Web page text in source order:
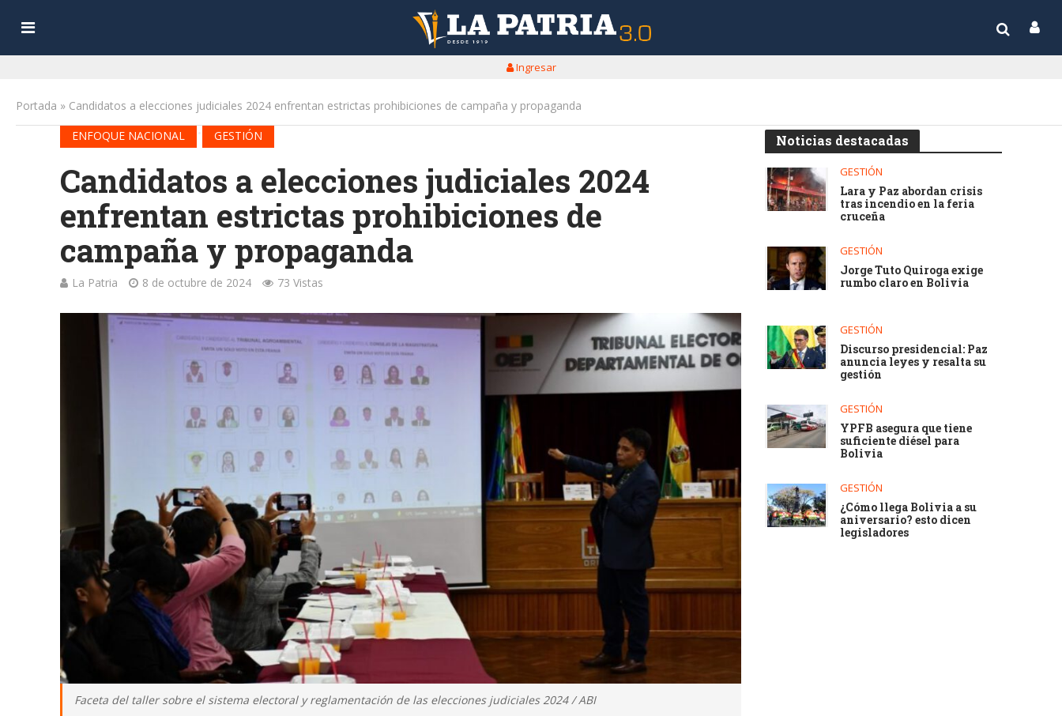
Ingresar
Portada » Candidatos a elecciones judiciales 2024 enfrentan estrictas prohibiciones de campaña y propaganda
ENFOQUE NACIONAL
GESTIÓN
Candidatos a elecciones judiciales 2024
enfrentan estrictas prohibiciones de
campaña y propaganda
La Patria 8 de octubre de 2024 73 Vistas
Faceta del taller sobre el sistema electoral y reglamentación de las elecciones judiciales 2024 / ABI
Noticias destacadas
GESTIÓN
Lara y Paz abordan crisis
tras incendio en la feria
cruceña
GESTIÓN
Jorge Tuto Quiroga exige
rumbo claro en Bolivia
GESTIÓN
Discurso presidencial: Paz
anuncia leyes y resalta su
gestión
GESTIÓN
YPFB asegura que tiene
suficiente diésel para
Bolivia
GESTIÓN
¿Cómo llega Bolivia a su
aniversario? esto dicen
legisladores